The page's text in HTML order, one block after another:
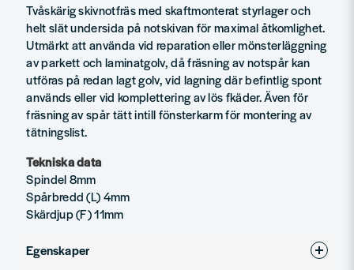
Tvåskärig skivnotfräs med skaftmonterat styrlager och
helt slät undersida på notskivan för maximal åtkomlighet.
Utmärkt att använda vid reparation eller mönsterläggning
av parkett och laminatgolv, då fräsning av notspår kan
utföras på redan lagt golv, vid lagning där befintlig spont
används eller vid komplettering av lös fkäder. Även för
fräsning av spår tätt intill fönsterkarm för montering av
tätningslist.
Tekniska data
Spindel 8mm
Spårbredd (L) 4mm
Skärdjup (F) 11mm
Egenskaper